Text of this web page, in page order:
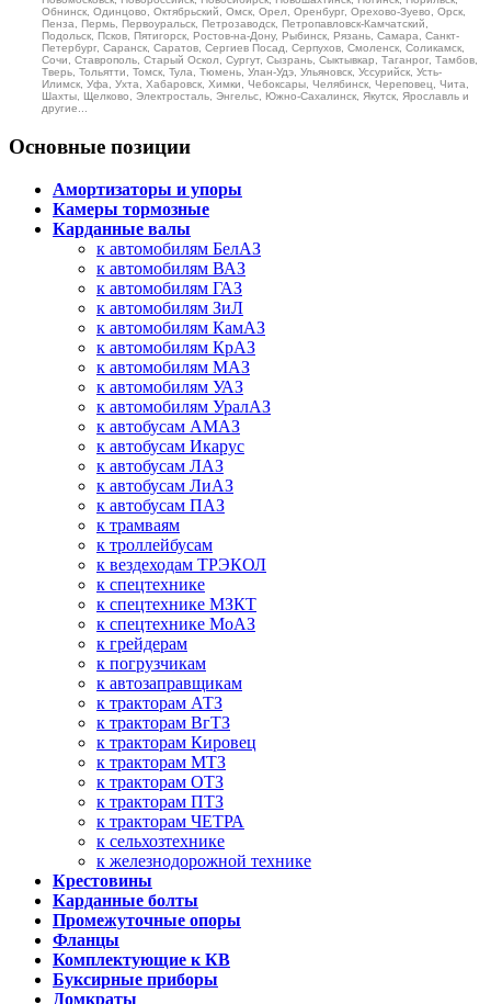
Обнинск, Одинцово, Октябрьский, Омск, Орел, Оренбург, Орехово-Зуево, Орск,
Пенза, Пермь, Первоуральск, Петрозаводск, Петропавловск-Камчатский,
Подольск, Псков, Пятигорск, Ростов-на-Дону, Рыбинск, Рязань, Самара, Санкт-
Петербург, Саранск, Саратов, Сергиев Посад, Серпухов, Смоленск, Соликамск,
Сочи, Ставрополь, Старый Оскол, Сургут, Сызрань, Сыктывкар, Таганрог, Тамбов,
Тверь, Тольятти, Томск, Тула, Тюмень, Улан-Удэ, Ульяновск, Уссурийск, Усть-
Илимск, Уфа, Ухта, Хабаровск, Химки, Чебоксары, Челябинск, Череповец, Чита,
Шахты, Щелково, Электросталь, Энгельс, Южно-Сахалинск, Якутск, Ярославль и
другие...
Основные позиции
Амортизаторы и упоры
Камеры тормозные
Карданные валы
к автомобилям БелАЗ
к автомобилям ВАЗ
к автомобилям ГАЗ
к автомобилям ЗиЛ
к автомобилям КамАЗ
к автомобилям КрАЗ
к автомобилям МАЗ
к автомобилям УАЗ
к автомобилям УралАЗ
к автобусам АМАЗ
к автобусам Икарус
к автобусам ЛАЗ
к автобусам ЛиАЗ
к автобусам ПАЗ
к трамваям
к троллейбусам
к вездеходам ТРЭКОЛ
к спецтехнике
к спецтехнике МЗКТ
к спецтехнике МоАЗ
к грейдерам
к погрузчикам
к автозаправщикам
к тракторам АТЗ
к тракторам ВгТЗ
к тракторам Кировец
к тракторам МТЗ
к тракторам ОТЗ
к тракторам ПТЗ
к тракторам ЧЕТРА
к сельхозтехнике
к железнодорожной технике
Крестовины
Карданные болты
Промежуточные опоры
Фланцы
Комплектующие к КВ
Буксирные приборы
Домкраты